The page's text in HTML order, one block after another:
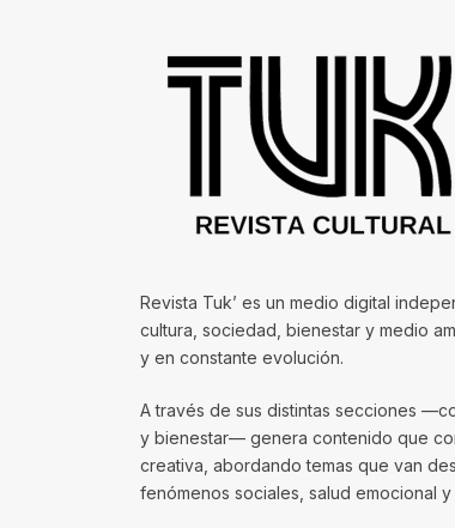
Revista Tuk’ es un medio digital
cultura, sociedad, bienestar y medio
y en constante evolución.
A través de sus distintas secciones
y bienestar— genera contenido que
creativa, abordando temas que van
fenómenos sociales, salud emocional